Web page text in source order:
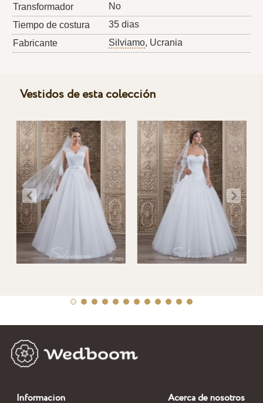
Transformador
No
Tiempo de costura
35 dias
Fabricante
Silviamo, Ucrania
Vestidos de esta colección
Informacion Acerca de nosotros